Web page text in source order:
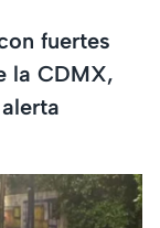
fuertes
la CDMX,